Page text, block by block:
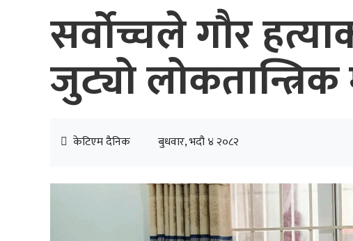
सर्वोच्चले गौर
जुट्यो लोकतान्त्रिक
केटिएम दैनिक बुधवार, भदौ ४ २०८२